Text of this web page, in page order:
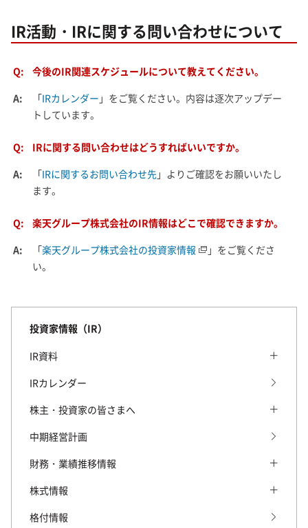
IR活動・IRに関する問い合わせについて
Q:
今後のIR関連スケジュールについて教えてください。
A:
「IRカレンダー 」をご覧ください。内容は逐次アップデー
トしています。
Q:
IRに関する問い合わせはどうすればいいですか。
A:
「IRに関するお問い合わせ先」よりご確認をお願いいたし
ます。
Q:
楽天グループ株式会社のIR情報はどこで確認できますか。
A:
「楽天グループ株式会社の投資家情報
」をご覧くださ
い。
投資家情報（IR）
IR資料
IR資料 トップ
当期の決算短信・説明会資料
2026年3月期 決算短信・説明会資料
2025年3月期 決算短信・説明会資料
2024年3月期 決算短信・説明会資料
2023年3月期 決算短信・説明会資料
IRカレンダー
株主・投資家の皆さまへ
株主・投資家の皆さまへ トップ
株主・投資家の皆さまへのメッセージ
ディスクロージャーポリシー
中期経営計画
財務・業績推移情報
財務・業績推移情報 トップ
財務データ
株式情報
株式情報 トップ
格付情報